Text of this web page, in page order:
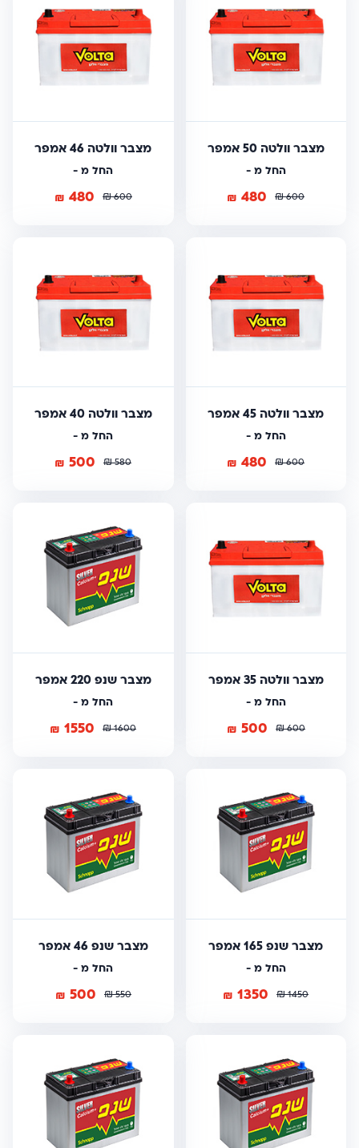
מצבר וולטה 50 אמפר
החל מ -
600
₪
480
₪
מצבר וולטה 46 אמפר
החל מ -
600
₪
480
₪
מצבר וולטה 45 אמפר
החל מ -
600
₪
480
₪
מצבר וולטה 40 אמפר
החל מ -
580
₪
500
₪
מצבר וולטה 35 אמפר
החל מ -
600
₪
500
₪
מצבר שנפ 220 אמפר
החל מ -
1600
₪
1550
₪
מצבר שנפ 165 אמפר
החל מ -
1450
₪
1350
₪
מצבר שנפ 46 אמפר
החל מ -
550
₪
500
₪